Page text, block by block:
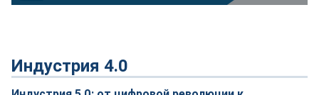
Индустрия 4.0